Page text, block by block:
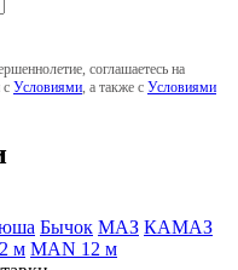
соглашаетесь на
с Условиями , а также с Условиями
Бычок МАЗ КАМАЗ
м MAN 12 м